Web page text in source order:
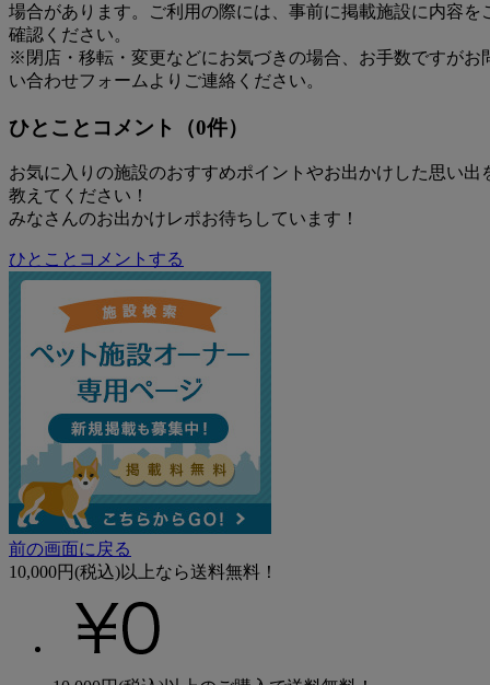
場合があります。ご利用の際には、事前に掲載施設に内容を
確認ください。
※閉店・移転・変更などにお気づきの場合、お手数ですがお
い合わせフォームよりご連絡ください。
ひとことコメント（0件）
お気に入りの施設のおすすめポイントやお出かけした思い出
教えてください！
みなさんのお出かけレポお待ちしています！
ひとことコメントする
前の画面に戻る
10,000円(税込)以上なら送料無料！